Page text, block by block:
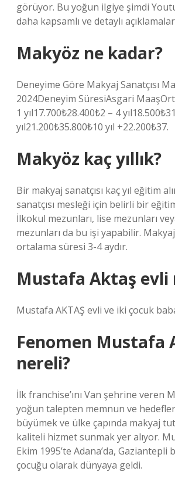
görüyor. Bu yoğun ilgiye şimdi
daha kapsamlı ve detaylı
Makyöz ne kadar?
Deneyime Göre Makyaj Sanatçısı
2024Deneyim SüresiAsgari
1 yıl17.700₺28.400₺2 – 4
yıl21.200₺35.800₺10 yıl +22.200₺37.
Makyöz kaç yıllık?
Bir makyaj sanatçısı kaç yıl eğitim
sanatçısı mesleği için belirli bir
İlkokul mezunları, lise mezunları
mezunları da bu işi yapabilir.
ortalama süresi 3-4 aydır.
Mustafa Aktaş evli
Mustafa AKTAŞ evli ve iki çocuk
Fenomen Mustafa
nereli?
İlk franchise’ını Van şehrine veren
yoğun talepten memnun ve
büyümek ve ülke çapında makyaj
kaliteli hizmet sunmak yer alıyor.
Ekim 1995’te Adana’da, Gaziantepli
çocuğu olarak dünyaya geldi.